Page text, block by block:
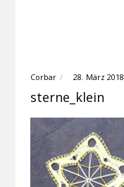
Corbar 28. März 2018
sterne_klein